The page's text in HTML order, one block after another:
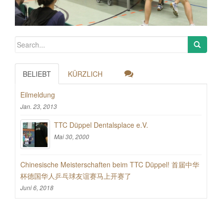
BELIEBT KÜRZLICH
Eilmeldung
Jan. 23, 2013
TTC Düppel Dentalsplace e.V.
Mai 30, 2000
Chinesische Meisterschaften beim TTC Düppel! 首届中华
杯德国华人乒乓球友谊赛马上开赛了
Juni 6, 2018